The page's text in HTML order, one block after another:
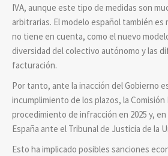
IVA, aunque este tipo de medidas son
arbitrarias. El modelo español también
no tiene en cuenta, como el nuevo
diversidad del colectivo autónomo y las
facturación.
Por tanto, ante la inacción del Gobierno
incumplimiento de los plazos, la Comisión
procedimiento de infracción en 2025 y, en
España ante el Tribunal de Justicia de la
Esto ha implicado posibles sanciones